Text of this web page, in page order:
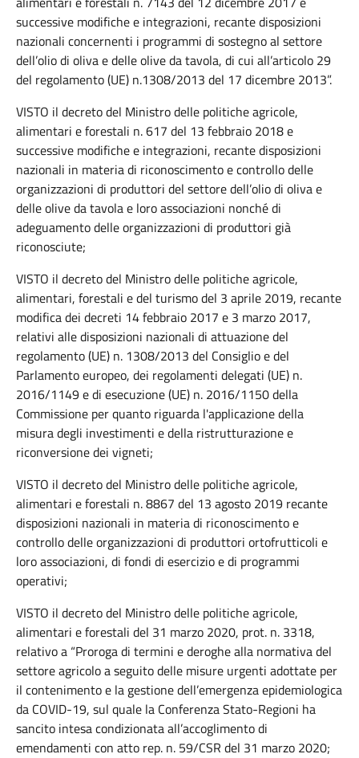
successive modifiche e integrazioni, recante disposizioni
nazionali concernenti i programmi di sostegno al settore
dell’olio di oliva e delle olive da tavola, di cui all’articolo 29
del regolamento (UE) n.1308/2013 del 17 dicembre 2013”.
VISTO il decreto del Ministro delle politiche agricole,
alimentari e forestali n. 617 del 13 febbraio 2018 e
successive modifiche e integrazioni, recante disposizioni
nazionali in materia di riconoscimento e controllo delle
organizzazioni di produttori del settore dell’olio di oliva e
delle olive da tavola e loro associazioni nonché di
adeguamento delle organizzazioni di produttori già
riconosciute;
VISTO il decreto del Ministro delle politiche agricole,
alimentari, forestali e del turismo del 3 aprile 2019, recante
modifica dei decreti 14 febbraio 2017 e 3 marzo 2017,
relativi alle disposizioni nazionali di attuazione del
regolamento (UE) n. 1308/2013 del Consiglio e del
Parlamento europeo, dei regolamenti delegati (UE) n.
2016/1149 e di esecuzione (UE) n. 2016/1150 della
Commissione per quanto riguarda l'applicazione della
misura degli investimenti e della ristrutturazione e
riconversione dei vigneti;
VISTO il decreto del Ministro delle politiche agricole,
alimentari e forestali n. 8867 del 13 agosto 2019 recante
disposizioni nazionali in materia di riconoscimento e
controllo delle organizzazioni di produttori ortofrutticoli e
loro associazioni, di fondi di esercizio e di programmi
operativi;
VISTO il decreto del Ministro delle politiche agricole,
alimentari e forestali del 31 marzo 2020, prot. n. 3318,
relativo a “Proroga di termini e deroghe alla normativa del
settore agricolo a seguito delle misure urgenti adottate per
il contenimento e la gestione dell’emergenza epidemiologica
da COVID-19, sul quale la Conferenza Stato-Regioni ha
sancito intesa condizionata all’accoglimento di
emendamenti con atto rep. n. 59/CSR del 31 marzo 2020;